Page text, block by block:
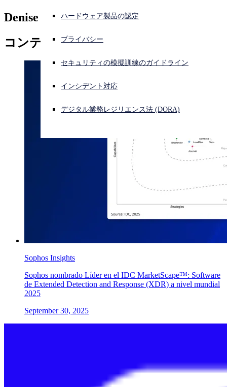
サイバー攻撃を受けている場合、連絡先はこちら
Open search
ハードウェア製品の認定
プライバシー
セキュリティの模擬訓練のガイドライン
インシデント対応
デジタル業務レジリエンス法 (DORA)
Denise Pascual
コンテンツ提供 Denise Pascual
Sophos Insights
Sophos nombrado Líder en el IDC MarketScape™: Software
de Extended Detection and Response (XDR) a nivel mundial
2025
September 30, 2025